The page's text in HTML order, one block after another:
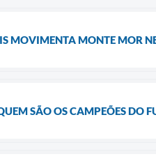
MOVIMENTA MONTE MOR
SÃO OS CAMPEÕES DO